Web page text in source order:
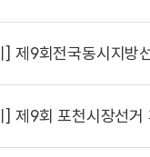
] 제9회전국동시지방
] 제9회 포천시장선거